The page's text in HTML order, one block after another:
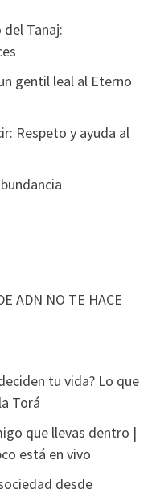
Tanaj:
gentil leal al Eterno
Respeto y ayuda al
ADN NO TE HACE
tu vida? Lo que
Torá
que llevas dentro |
está en vivo
desde